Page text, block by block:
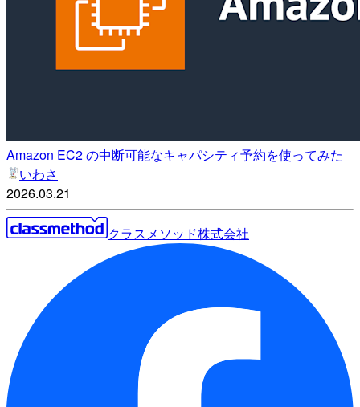
Amazon EC2 の中断可能なキャパシティ予約を使ってみた
いわさ
2026.03.21
クラスメソッド株式会社